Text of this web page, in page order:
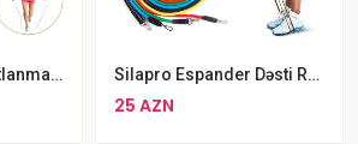
Plastik Tutacaqlı Atlanma İpi Kardio Üçün Effektiv Atlanma İpi Silapro Espander Dəsti Rəngbərəng 5 Li Jqut
25 AZN